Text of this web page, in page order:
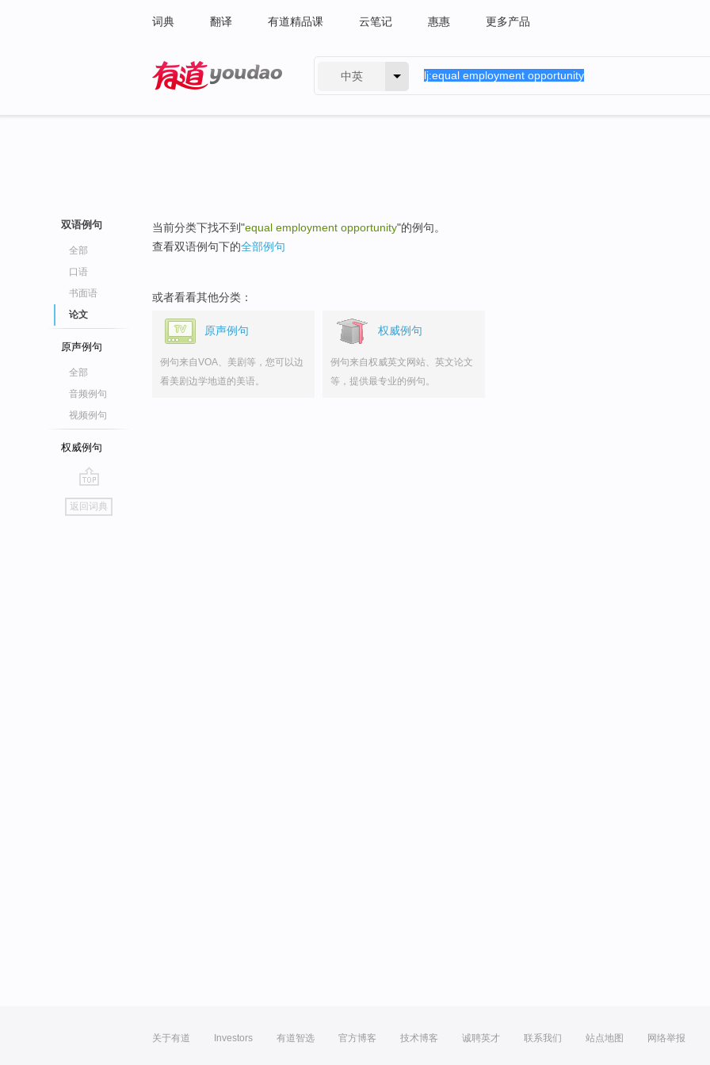
词典 翻译 有道精品课 云笔记 惠惠 更多产品
中英
双语例句
全部
口语
书面语
论文
原声例句
全部
音频例句
视频例句
权威例句
go
top
返回词典
当前分类下找不到"equal employment opportunity"的例句。
查看双语例句下的全部例句
或者看看其他分类：
原声例句
例句来自VOA、美剧等，您可以边
看美剧边学地道的美语。
权威例句
例句来自权威英文网站、英文论文
等，提供最专业的例句。
关于有道 Investors 有道智选 官方博客 技术博客 诚聘英才 联系我们 站点地图 网络举报